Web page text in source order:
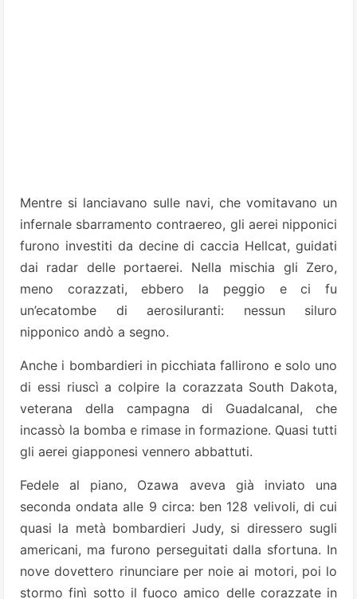
Mentre si lanciavano sulle navi, che vomitavano un
infernale sbarramento contraereo, gli aerei nipponici
furono investiti da decine di caccia Hellcat, guidati
dai radar delle portaerei. Nella mischia gli Zero,
meno corazzati, ebbero la peggio e ci fu
un’ecatombe di aerosiluranti: nessun siluro
nipponico andò a segno.
Anche i bombardieri in picchiata fallirono e solo uno
di essi riuscì a colpire la corazzata South Dakota,
veterana della campagna di Guadalcanal, che
incassò la bomba e rimase in formazione. Quasi tutti
gli aerei giapponesi vennero abbattuti.
Fedele al piano, Ozawa aveva già inviato una
seconda ondata alle 9 circa: ben 128 velivoli, di cui
quasi la metà bombardieri Judy, si diressero sugli
americani, ma furono perseguitati dalla sfortuna. In
nove dovettero rinunciare per noie ai motori, poi lo
stormo finì sotto il fuoco amico delle corazzate in